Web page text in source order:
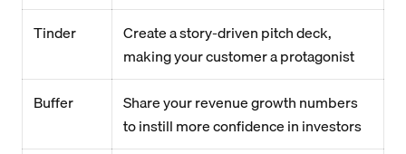
Tinder
Create a story-driven pitch deck,
making your customer a protagonist
Buffer
Share your revenue growth numbers
to instill more confidence in investors